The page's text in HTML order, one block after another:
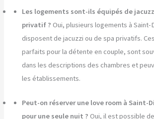
Les logements sont-ils équipés de
privatif ? Oui, plusieurs logements à
disposent de jacuzzi ou de spa privatifs.
parfaits pour la détente en couple, sont
dans les descriptions des chambres et
les établissements.
Peut-on réserver une love room à Saint-
pour une seule nuit ? Oui, il est possible